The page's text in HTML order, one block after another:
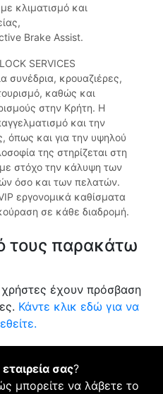
κλιματισμό και
Brake Assist.
SERVICES
συνέδρια, κρουαζιέρες,
καθώς και
στην Κρήτη. Η
και την
όπως και για την υψηλού
της στηρίζεται στη
στόχο την κάλυψη των
όσο και των πελατών.
εργονομικά καθίσματα
σε κάθε διαδρομή.
τους παρακάτω
έχουν πρόσβαση
Κάντε κλικ εδώ για να
σας?
μπορείτε να λάβετε το